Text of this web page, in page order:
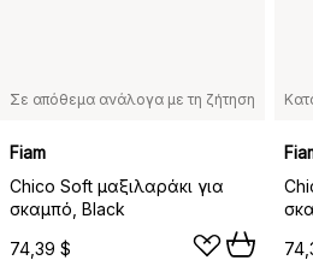
Σε απόθεμα ανάλογα με τη ζήτηση
Fiam
Chico Soft μαξιλαράκι για
σκαμπό, Black
74,39 $